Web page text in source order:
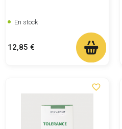
En stock
Prix
12,85 €
favorite_border